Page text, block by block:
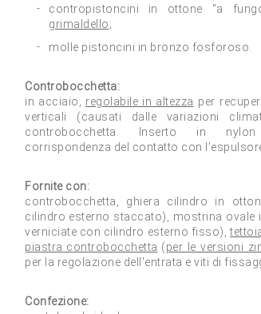
contropistoncini in ottone "a
grimaldello;
molle pistoncini in bronzo fosforoso.
Controbocchetta:
in acciaio, regolabile in altezza per
verticali (causati dalle variazioni
controbocchetta. Inserto in
corrispondenza del contatto con
Fornite con:
controbocchetta, ghiera cilindro in
cilindro esterno staccato), mostrina ovale
verniciate con cilindro esterno fisso),
piastra controbocchetta (per le versioni
per la regolazione dell'entrata e viti di
Confezione: